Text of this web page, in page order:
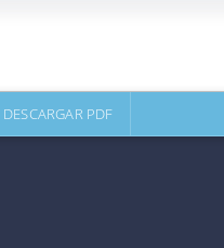
DESCARGAR PDF